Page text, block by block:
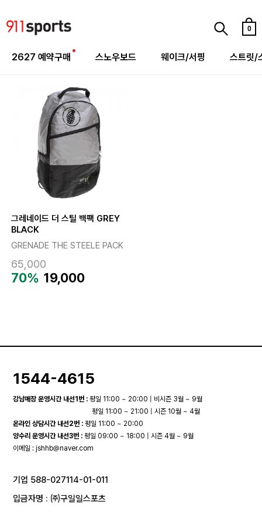
0
2627 예약구매 스노우보드 웨이크/서핑 스트릿/
그레네이드 더 스틸 백팩 GREY
BLACK
GRENADE THE STEELE PACK
65,000
70% 19,000
1544-4615
강남매장 운영시간 내선1번 : 평일 11:00 ~ 20:00 | 비시즌 3월 ~ 9월
평일 11:00 ~ 21:00 | 시즌 10월 ~ 4월
온라인 상담시간 내선2번 : 평일 11:00 ~ 20:00
양수리 운영시간 내선3번 : 평일 09:00 ~ 18:00 | 시즌 4월 ~ 9월
이메일 :jshhb@naver.com
기업 588-027114-01-011
입금자명 : ㈜구일일스포츠